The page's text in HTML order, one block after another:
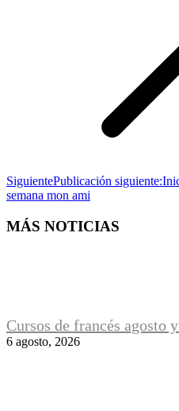
SiguientePublicación siguiente:
semana mon ami
MÁS NOTICIAS
Cursos de francés agosto
6 agosto, 2026